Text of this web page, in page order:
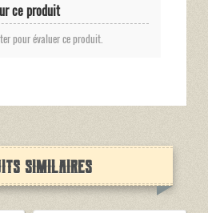
ce produit
pour évaluer ce produit.
similaires